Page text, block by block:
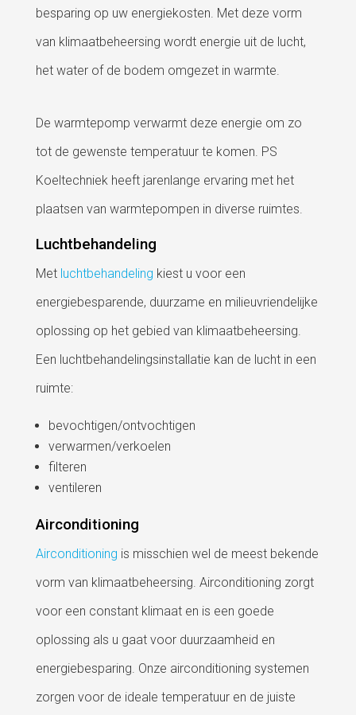
besparing op uw energiekosten. Met deze vorm
van klimaatbeheersing wordt energie uit de lucht,
het water of de bodem omgezet in warmte.
De warmtepomp verwarmt deze energie om zo
tot de gewenste temperatuur te komen. PS
Koeltechniek heeft jarenlange ervaring met het
plaatsen van warmtepompen in diverse ruimtes.
Luchtbehandeling
Met luchtbehandeling kiest u voor een
energiebesparende, duurzame en milieuvriendelijke
oplossing op het gebied van klimaatbeheersing.
Een luchtbehandelingsinstallatie kan de lucht in een
ruimte:
bevochtigen/ontvochtigen
verwarmen/verkoelen
filteren
ventileren
Airconditioning
Airconditioning is misschien wel de meest bekende
vorm van klimaatbeheersing. Airconditioning zorgt
voor een constant klimaat en is een goede
oplossing als u gaat voor duurzaamheid en
energiebesparing. Onze airconditioning systemen
zorgen voor de ideale temperatuur en de juiste